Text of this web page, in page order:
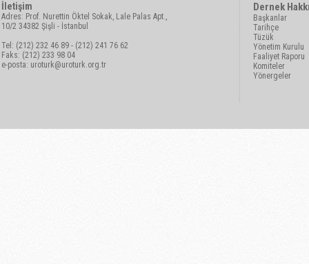
İletişim
Adres: Prof. Nurettin Öktel Sokak, Lale Palas Apt.,
10/2 34382 Şişli - İstanbul
Tel: (212) 232 46 89 - (212) 241 76 62
Faks: (212) 233 98 04
e-posta: uroturk@uroturk.org.tr
Dernek
Başkanlar
Tarihçe
Tüzük
Yönetim Kurulu
Faaliyet Raporu
Komiteler
Yönergeler